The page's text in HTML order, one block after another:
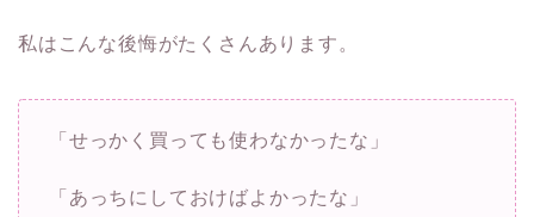
私はこんな後悔がたくさんあります。
「せっかく買っても使わなかったな」
「あっちにしておけばよかったな」